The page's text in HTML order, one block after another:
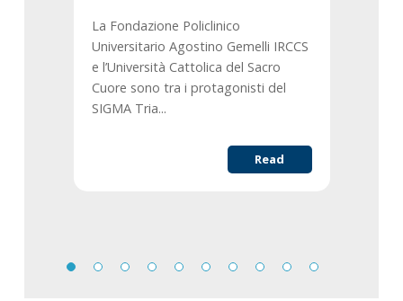
La Fondazione Policlinico
Universitario Agostino Gemelli IRCCS
e l’Università Cattolica del Sacro
Cuore sono tra i protagonisti del
SIGMA Tria...
Read